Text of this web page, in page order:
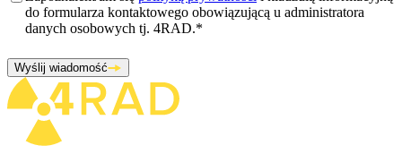
do formularza kontaktowego obowiązującą u administratora
danych osobowych tj. 4RAD.*
Wyślij wiadomość